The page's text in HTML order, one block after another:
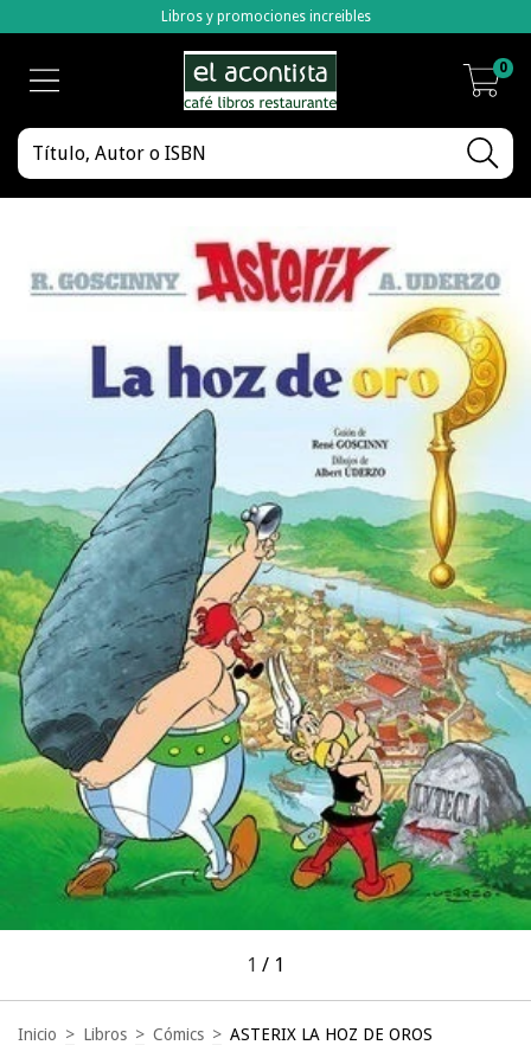
Libros y promociones increibles
0
1 / 1
Inicio > Libros > Cómics > ASTERIX LA HOZ DE OROS